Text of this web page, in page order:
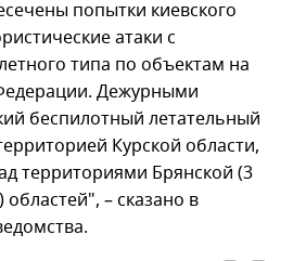
попытки киевского
атаки c
типа по объектам на
Дежурными
беспилотный летательный
Курской области,
территориями Брянской (3
– сказано в